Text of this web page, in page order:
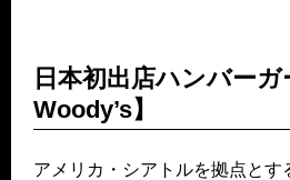
日本初出店ハンバー
Woody’s】
アメリカ・シアトルを拠点とす